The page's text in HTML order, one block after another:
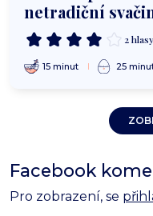
netradiční
2 hlasy
15 minut 25
Facebook
Pro zobrazení, se